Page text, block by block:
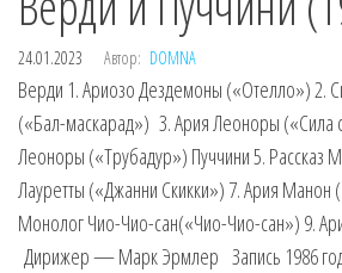
24.01.2023 Автор: DOMNA
Верди 1. Ариозо Дездемоны («Отелло») 2.
(«Бал-маскарад») 3. Ария Леоноры («Сила
Леоноры («Трубадур») Пуччини 5. Рассказ
Лауретты («Джанни Скикки») 7. Ария
Монолог Чио-Чио-сан(«Чио-Чио-сан») 9.
Дирижер — Марк Эрмлер Запись 1986